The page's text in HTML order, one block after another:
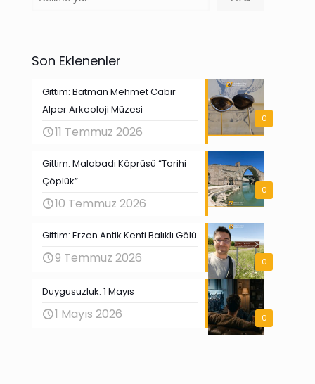
Son Eklenenler
0
Gittim: Batman Mehmet Cabir
Alper Arkeoloji Müzesi
11 Temmuz 2026
0
Gittim: Malabadi Köprüsü “Tarihi
Çöplük”
10 Temmuz 2026
0
Gittim: Erzen Antik Kenti Balıklı Gölü
9 Temmuz 2026
0
Duygusuzluk: 1 Mayıs
1 Mayıs 2026